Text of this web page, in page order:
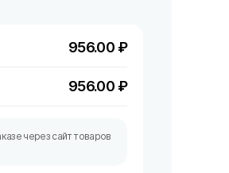
956.00 ₽
956.00 ₽
через сайт товаров